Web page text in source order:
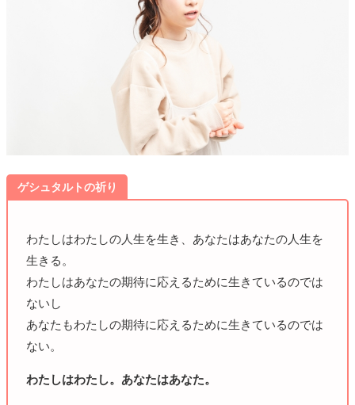
ゲシュタルトの祈り
わたしはわたしの人生を生き、あなたはあなたの人生を
生きる。
わたしはあなたの期待に応えるために生きているのでは
ないし
あなたもわたしの期待に応えるために生きているのでは
ない。
わたしはわたし。あなたはあなた。